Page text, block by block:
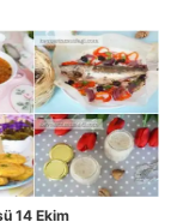
14 Ekim